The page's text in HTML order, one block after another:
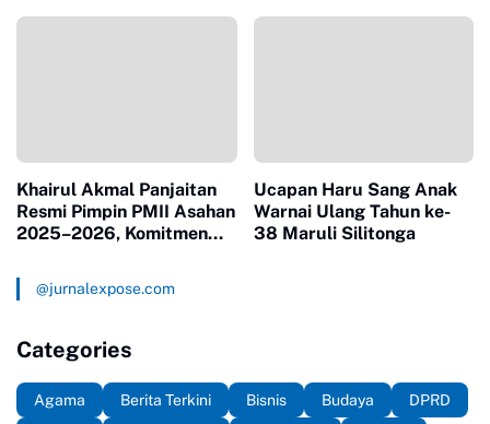
Khairul Akmal Panjaitan
Resmi Pimpin PMII Asahan
2025–2026, Komitmen
Ucapan Haru Sang Anak
Warnai Ulang Tahun ke-
38 Maruli Silitonga
@jurnalexpose.com
Categories
Agama Berita Terkini Bisnis Budaya
DPRD